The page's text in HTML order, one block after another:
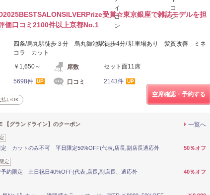
受賞☆東京銀座で雑誌モデルを担
価口コミ2100件以上京都No.1
四条/烏丸駅徒歩３分 烏丸御池駅徒歩4分/ 駐車場あり 髪質改善 ミネ
コラ カット
￥1,650～ 席数 セット面11席
5698件 UP 口コミ 2143件 UP
払いOK
空席確認・予約する
【グランドライン】のクーポン 一覧へ
定 カットのみ不可 平日限定50%OFF(代表,店長,副店長適応外 50％オフ
定
予約限定 土日祝日40%OFF(代表,店長,副店長、適応外 40％オフ